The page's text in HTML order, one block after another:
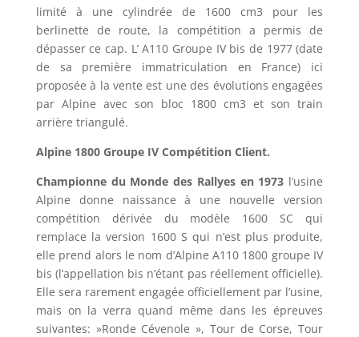
limité à une cylindrée de 1600 cm3 pour les
berlinette de route, la compétition a permis de
dépasser ce cap. L’ A110 Groupe IV bis de 1977 (date
de sa première immatriculation en France) ici
proposée à la vente est une des évolutions engagées
par Alpine avec son bloc 1800 cm3 et son train
arrière triangulé.
Alpine 1800 Groupe IV Compétition Client.
Championne du Monde des Rallyes en 1973 l’usine
Alpine donne naissance à une nouvelle version
compétition dérivée du modèle 1600 SC qui
remplace la version 1600 S qui n’est plus produite,
elle prend alors le nom d’Alpine A110 1800 groupe IV
bis (l’appellation bis n’étant pas réellement officielle).
Elle sera rarement engagée officiellement par l’usine,
mais on la verra quand même dans les épreuves
suivantes: »Ronde Cévenole », Tour de Corse, Tour